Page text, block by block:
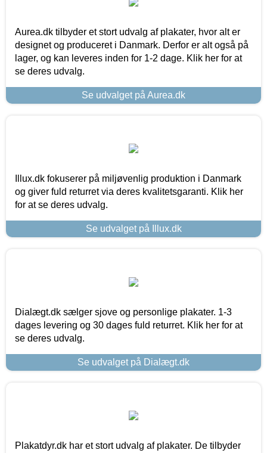
Aurea.dk tilbyder et stort udvalg af plakater, hvor alt er
designet og produceret i Danmark. Derfor er alt også på
lager, og kan leveres inden for 1-2 dage. Klik her for at
se deres udvalg.
Se udvalget på Aurea.dk
Illux.dk fokuserer på miljøvenlig produktion i Danmark
og giver fuld returret via deres kvalitetsgaranti. Klik her
for at se deres udvalg.
Se udvalget på Illux.dk
Dialægt.dk sælger sjove og personlige plakater. 1-3
dages levering og 30 dages fuld returret. Klik her for at
se deres udvalg.
Se udvalget på Dialægt.dk
Plakatdyr.dk har et stort udvalg af plakater. De tilbyder